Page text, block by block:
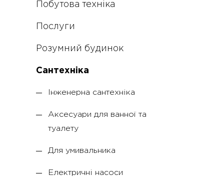
Побутова техніка
Послуги
Розумний будинок
Сантехніка
Інженерна сантехніка
Аксесуари для ванної та
туалету
Для умивальника
Електричні насоси